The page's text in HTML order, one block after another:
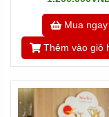
Mua ngay
Thêm vào giỏ